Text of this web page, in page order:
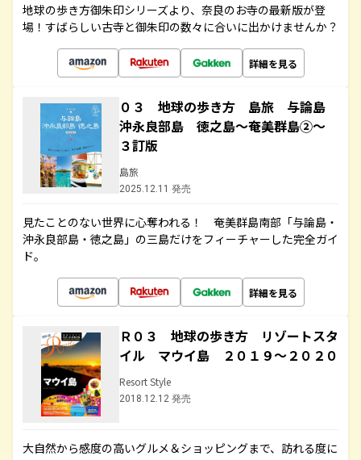
地球の歩き方御朱印シリーズより、奈良のお寺の最新版が登
場！すばらしい古寺と御朱印の数々に合いに出かけませんか？
詳細を見る
０３ 地球の歩き方 島旅 与論島
沖永良部島 徳之島～奄美群島②～
３訂版
島旅
2025.12.11 発売
見たことのない世界に心奪われる！ 奄美群島南部「与論島・
沖永良部島・徳之島」の三島だけをフィーチャーした完全ガイ
ド。
詳細を見る
Ｒ０３ 地球の歩き方 リゾートスタ
イル マウイ島 ２０１９～２０２０
Resort Style
2018.12.12 発売
大自然から感度の高いグルメ＆ショッピングまで、訪れる度に